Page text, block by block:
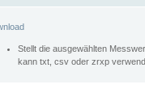
Stellt die ausgewählten
kann txt, csv oder zrxp